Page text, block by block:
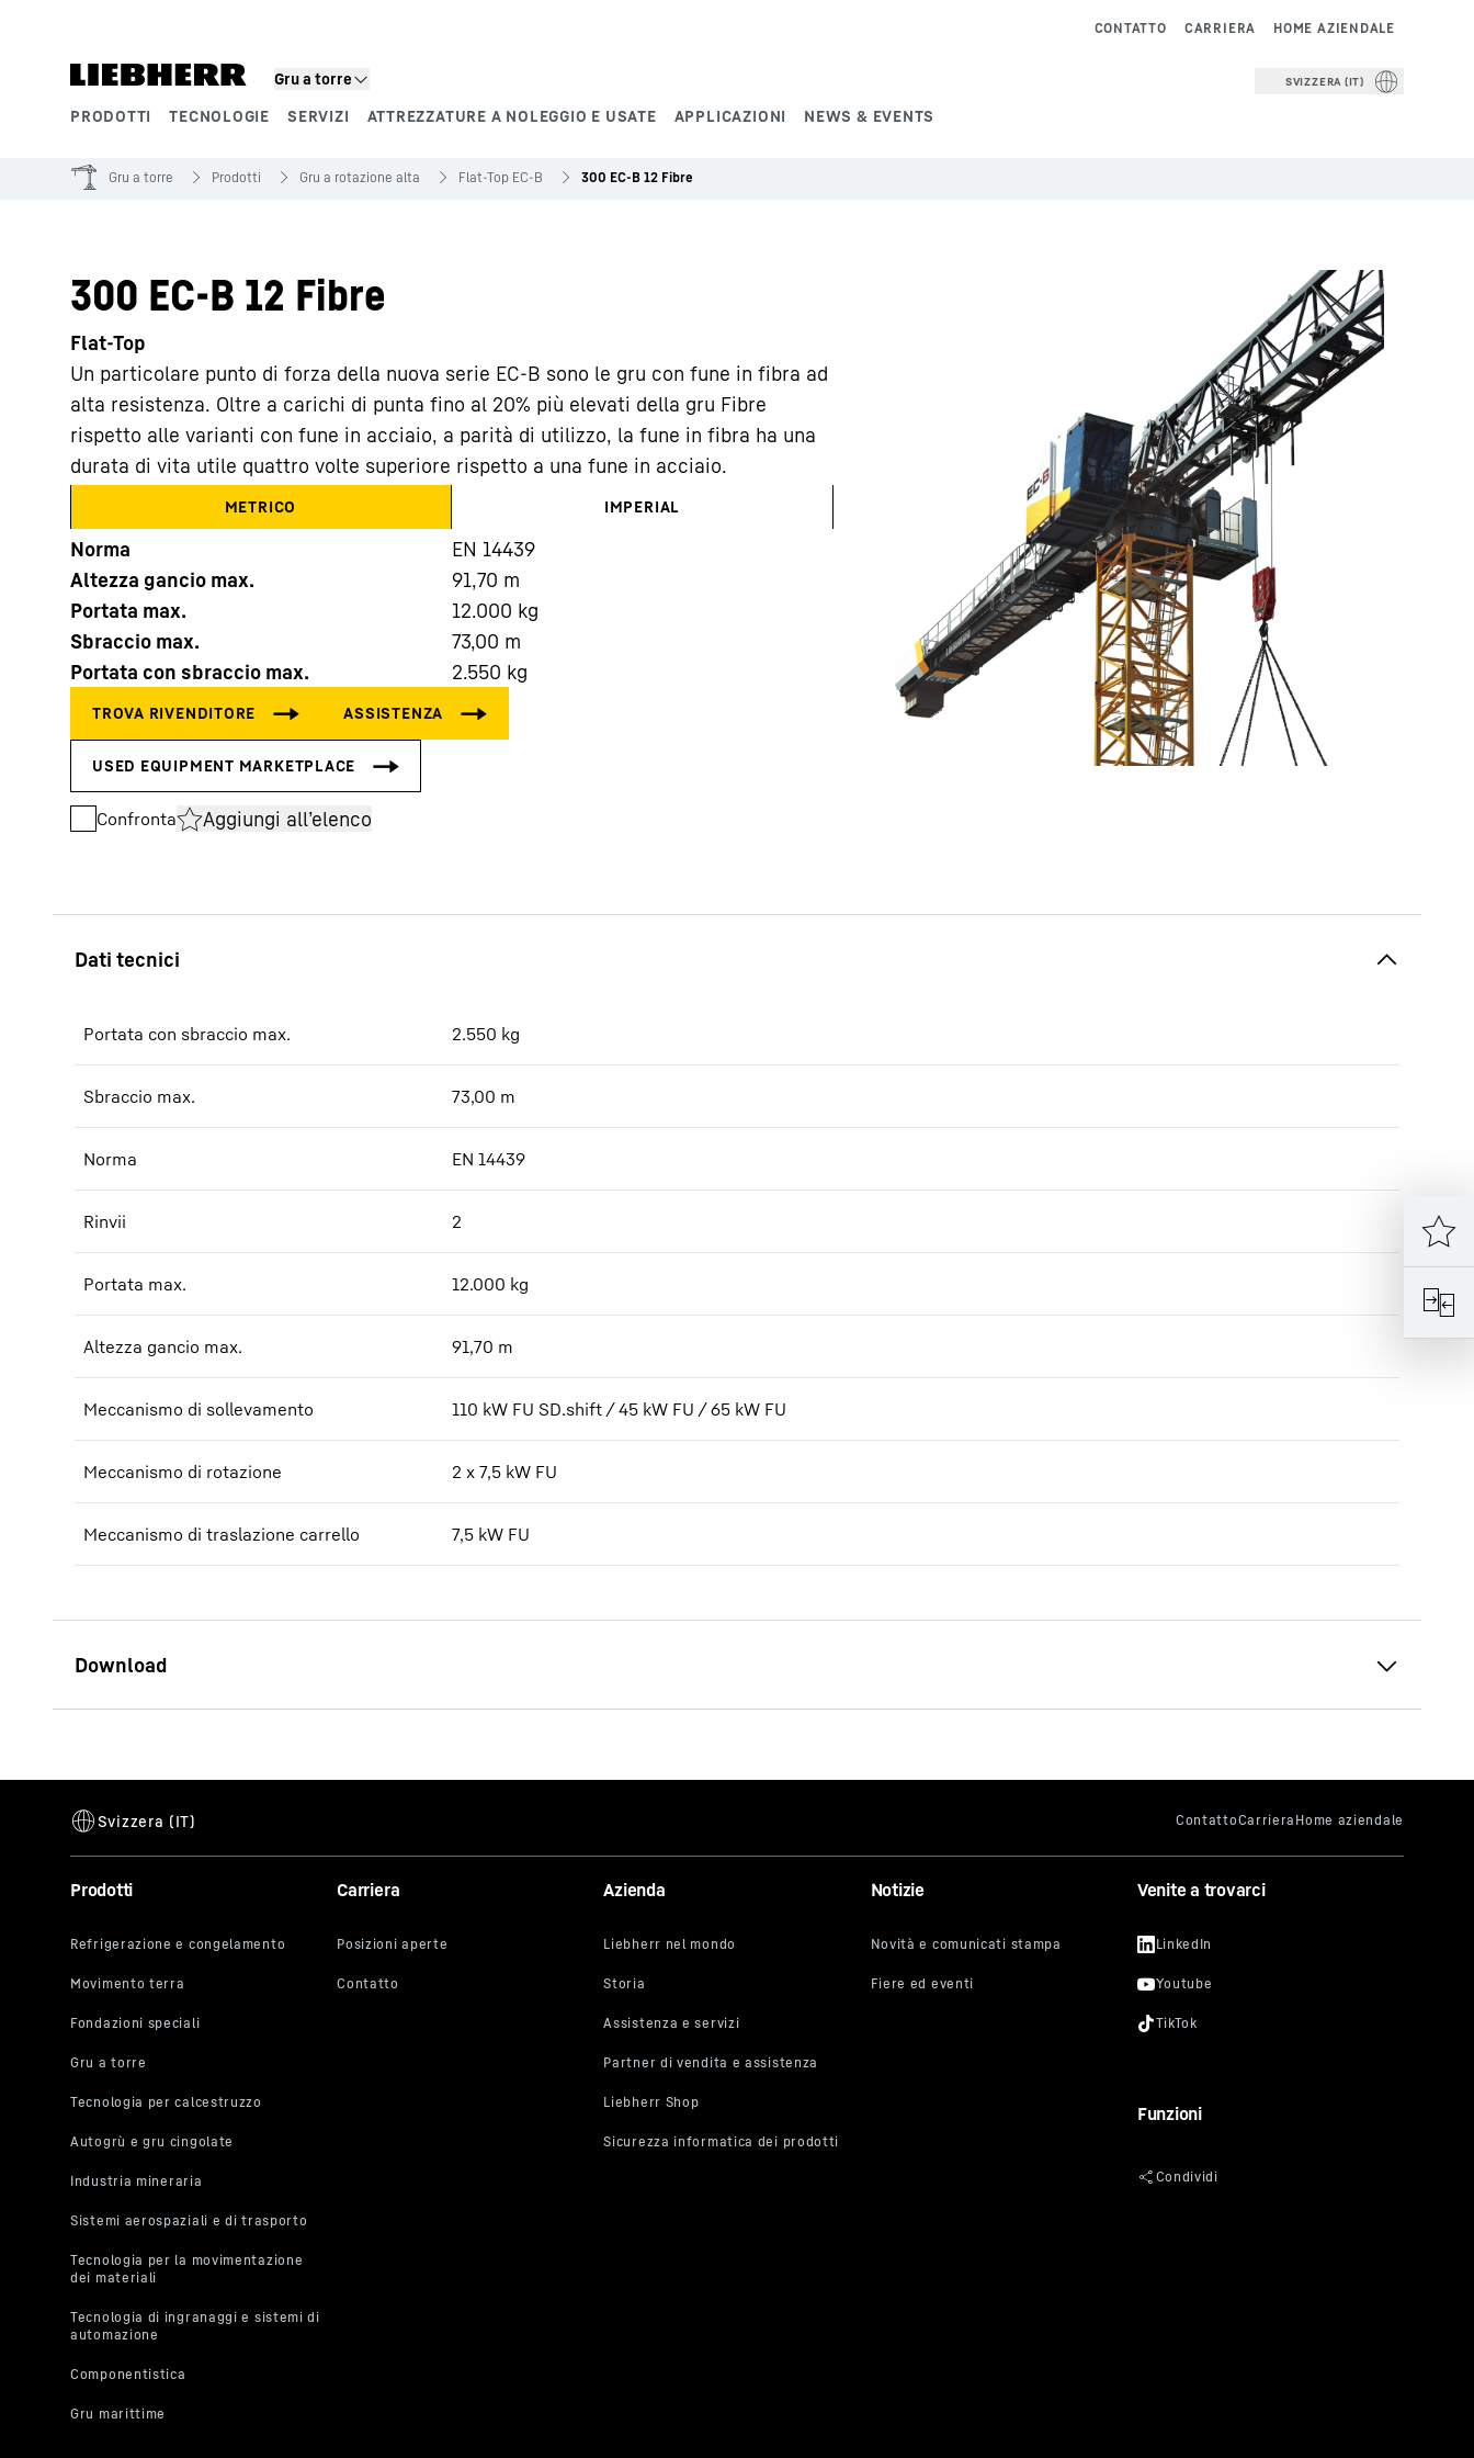
Gru a torre
PRODOTTI
TECNOLOGIE SERVIZI ATTREZZATURE A NOLEGGIO E USATE APPLICAZIONI NEWS & EVENTS
HOME AZIENDALE
CARRIERA
CONTATTO
SVIZZERA (IT)
Maggiori informazioni sulla società Carriera in Liebherr
Gru a torre Prodotti Gru a rotazione alta Flat-Top EC-B 300 EC-B 12 Fibre
300 EC-B 12 Fibre
Flat-Top
Un particolare punto di forza della nuova serie EC-B sono le gru con fune in fibra ad
alta resistenza. Oltre a carichi di punta fino al 20% più elevati della gru Fibre
rispetto alle varianti con fune in acciaio, a parità di utilizzo, la fune in fibra ha una
durata di vita utile quattro volte superiore rispetto a una fune in acciaio.
METRICO IMPERIAL
Norma
EN 14439
Altezza gancio max.
91,70 m
Portata max.
12.000 kg
Sbraccio max.
73,00 m
Portata con sbraccio max.
2.550 kg
Confronta Aggiungi all’elenco
Portata con sbraccio max. 2.550 kg
Sbraccio max. 73,00 m
Norma EN 14439
Rinvii 2
Portata max. 12.000 kg
Altezza gancio max. 91,70 m
Meccanismo di sollevamento 110 kW FU SD.shift / 45 kW FU / 65 kW FU
Meccanismo di rotazione 2 x 7,5 kW FU
Meccanismo di traslazione carrello 7,5 kW FU
Prodotti Carriera Azienda Notizie Venite a trovarci
Funzioni